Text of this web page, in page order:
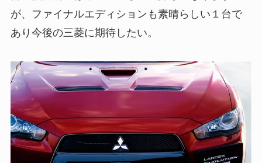
が、ファイナルエディションも素晴らしい１台で
あり今後の三菱に期待したい。